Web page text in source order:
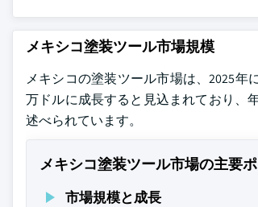
メキシコ塗装ツール市場規模
メキシコの塗装ツール市場は、2025年
万ドルに成長すると見込まれており、
述べられています。
メキシコ塗装ツール市場の主要
市場規模と成長